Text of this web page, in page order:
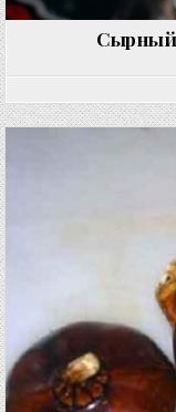
Сырный